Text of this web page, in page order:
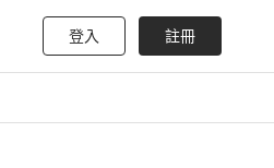
登入 註冊